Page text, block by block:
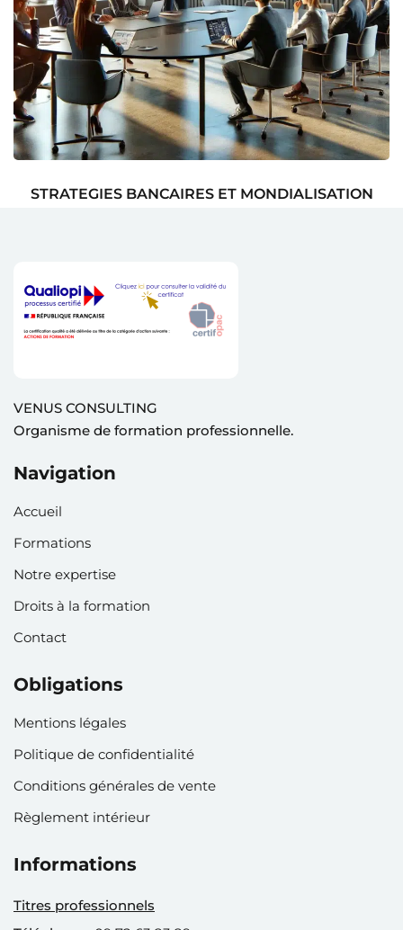
STRATEGIES BANCAIRES ET MONDIALISATION
VENUS CONSULTING
Organisme de formation professionnelle.
Navigation
Accueil
Formations
Notre expertise
Droits à la formation
Contact
Obligations
Mentions légales
Politique de confidentialité
Conditions générales de vente
Règlement intérieur
Informations
Titres professionnels